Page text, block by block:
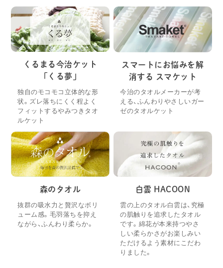
くるまる今治ケット
「くる夢」
独自のモコモコ立体的な形
状。ズレ落ちにくく程よく
フィットするやみつきタオ
ルケット
スマートにお悩みを解
消する スマケット
今治のタオルメーカーが考
える、ふんわりやさしいガー
ゼのタオルケット
森のタオル
抜群の吸水力と贅沢なボリ
ューム感。毛羽落ちを抑え
ながら、ふんわり柔らか。
白雲 HACOON
雲の上のタオル白雲は、究極
の肌触りを追求したタオル
です。綿花が本来持つやさ
しい柔らかさがお楽しみい
ただけるよう素材にこだわ
りました。